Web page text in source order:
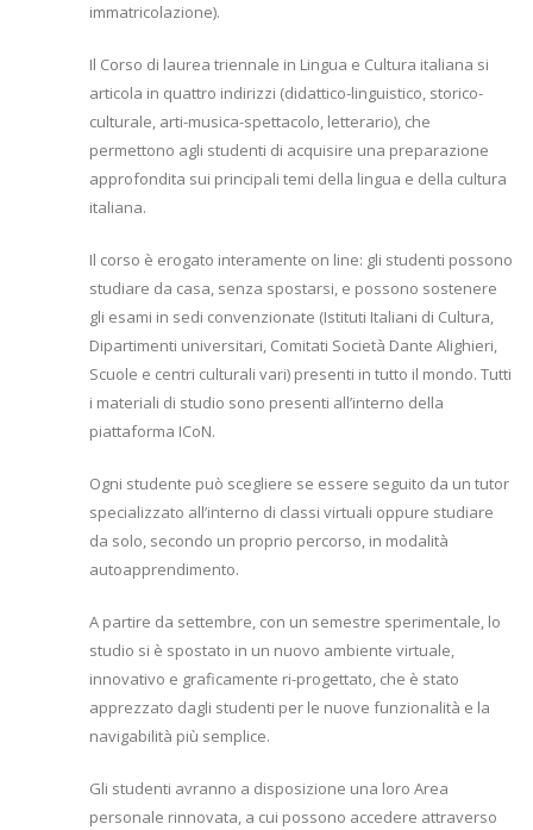
immatricolazione).
Il Corso di laurea triennale in Lingua e Cultura italiana si
articola in quattro indirizzi (didattico-linguistico, storico-
culturale, arti-musica-spettacolo, letterario), che
permettono agli studenti di acquisire una preparazione
approfondita sui principali temi della lingua e della cultura
italiana.
Il corso è erogato interamente on line: gli studenti possono
studiare da casa, senza spostarsi, e possono sostenere
gli esami in sedi convenzionate (Istituti Italiani di Cultura,
Dipartimenti universitari, Comitati Società Dante Alighieri,
Scuole e centri culturali vari) presenti in tutto il mondo. Tutti
i materiali di studio sono presenti all’interno della
piattaforma ICoN.
Ogni studente può scegliere se essere seguito da un tutor
specializzato all’interno di classi virtuali oppure studiare
da solo, secondo un proprio percorso, in modalità
autoapprendimento.
A partire da settembre, con un semestre sperimentale, lo
studio si è spostato in un nuovo ambiente virtuale,
innovativo e graficamente ri-progettato, che è stato
apprezzato dagli studenti per le nuove funzionalità e la
navigabilità più semplice.
Gli studenti avranno a disposizione una loro Area
personale rinnovata, a cui possono accedere attraverso